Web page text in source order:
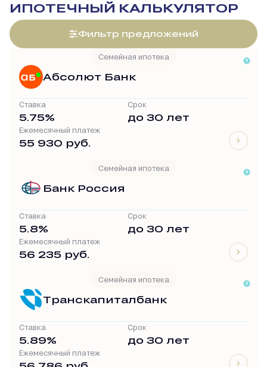
ИПОТЕЧНЫЙ КАЛЬКУЛЯТОР
Фильтр предложений
Семейная ипотека
Абсолют Банк
Ставка
5.75%
Срок
до 30 лет
Ежемесячный платеж
55 930 руб.
Семейная ипотека
Банк Россия
Ставка
5.8%
Срок
до 30 лет
Ежемесячный платеж
56 235 руб.
Семейная ипотека
Транскапиталбанк
Ставка
5.89%
Срок
до 30 лет
Ежемесячный платеж